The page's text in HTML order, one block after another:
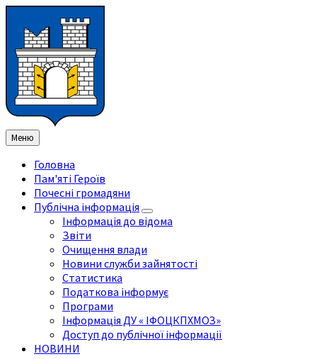
змісту
ліву
бічну
панель
праву
бічну
панель
нижнього
колонтитула
Меню
Головна
Пам'яті Героїв
Почесні громадяни
Публічна інформація
Інформація до відома
Звіти
Очищення влади
Новини служби зайнятості
Статистика
Податкова інформує
Програми
Інформація ДУ « ІФОЦКПХМОЗ»
Доступ до публічної інформації
НОВИНИ